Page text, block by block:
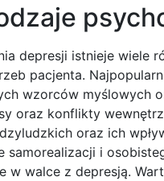
depresji istnieje wiele
pacjenta.
wzorców myślowych
oraz konflikty
oraz ich
samorealizacji i
w walce z depresją.